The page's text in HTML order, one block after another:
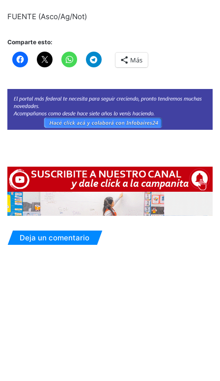
FUENTE (Asco/Ag/Not)
Comparte esto:
Más
Deja un comentario